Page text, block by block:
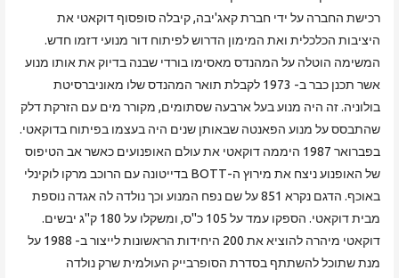
רכישת החברה על ידי חברת קאג'יבה, קיבלה סופסוף דוקאטי את
היציבות הכלכלית ואת המימון הדרוש לפיתוח דור מנועי דזמו חדש.
המשימה הוטלה על המהנדס מאסימו בורדי שבנה בדיוק את אותו מנוע
אשר תכנן כבר ב- 1973 לקבלת תואר המהנדס שלו מאוניברסיטת
בולוניה. זה היה מנוע בעל ארבעה שסתומים, מקורר מים עם הזרקת דלק
שהתבסס על מנוע הפאנטה שבאותן שנים היה בעצמו בפיתוח בדוקאטי.
בפברואר 1987 היממה דוקאטי את עולם האופנועים כאשר אב הטיפוס
של האופנוע ניצח את מירוץ ה-BOTT בדייטונה עם הרוכב מרקו לוקינלי
באוכף. הדגם נקרא 851 על שם נפח המנוע וכך נולדה לה אגדה נוספת
מבית דוקאטי. הספקו עמד על 105 כ"ס, ומשקלו על 180 ק"ג יבשים.
דוקאטי מיהרה להוציא את 200 היחידות הראשונות לייצור ב- 1988 על
מנת שתוכל להשתתף בסדרת הסופרבייק העולמית שרק נולדה